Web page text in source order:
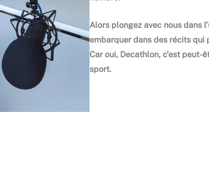
Alors plongez avec nous dans
embarquer dans des récits qui
Car oui, Decathlon, c’est peut-
sport.